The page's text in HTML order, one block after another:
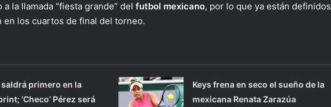
la llamada “fiesta grande” del futbol mexicano, por lo que ya están definidos
en los cuartos de final del torneo.
primero en la
‘Checo’ Pérez será
Keys frena en seco el sueño de la
mexicana Renata Zarazúa